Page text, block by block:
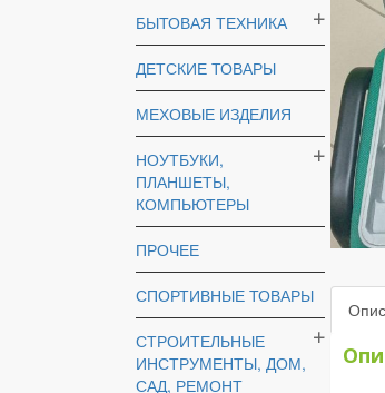
БЫТОВАЯ ТЕХНИКА
ДЕТСКИЕ ТОВАРЫ
МЕХОВЫЕ ИЗДЕЛИЯ
НОУТБУКИ,
ПЛАНШЕТЫ,
КОМПЬЮТЕРЫ
ПРОЧЕЕ
СПОРТИВНЫЕ ТОВАРЫ
СТРОИТЕЛЬНЫЕ
ИНСТРУМЕНТЫ, ДОМ,
САД, РЕМОНТ
Опис